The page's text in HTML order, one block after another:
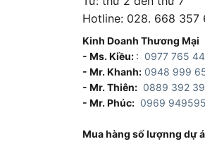
Hotline: 028. 668 357
Kinh Doanh Thương Mại
- Ms. Kiều: : 0977 765
- Mr. Khanh: 0948 999
- Mr. Thiên: 0889 392
- Mr. Phúc: 0969 949595
Mua hàng số lượnng dự